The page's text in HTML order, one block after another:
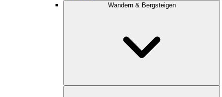
Wandern & Bergsteigen